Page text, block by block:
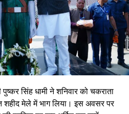
सिंह धामी ने शनिवार को चकराता
शहीद मेले में भाग लिया। इस अवसर पर